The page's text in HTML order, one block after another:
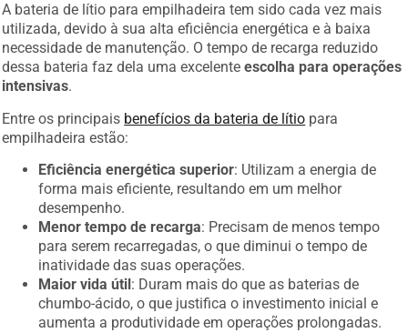
A bateria de lítio para empilhadeira tem sido cada vez mais
utilizada, devido à sua alta eficiência energética e à baixa
necessidade de manutenção. O tempo de recarga reduzido
dessa bateria faz dela uma excelenteescolha para operações
intensivas.
Entre os principais benefícios da bateria de lítio para
empilhadeira estão:
Eficiência energética superior: Utilizam a energia de
forma mais eficiente, resultando em um melhor
desempenho.
Menor tempo de recarga: Precisam de menos tempo
para serem recarregadas, o que diminui o tempo de
inatividade das suas operações.
Maior vida útil : Duram mais do que as baterias de
chumbo-ácido, o que justifica o investimento inicial e
aumenta a produtividade em operações prolongadas.